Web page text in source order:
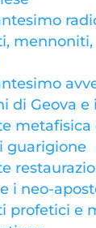
mennoniti,
di Geova e
guarigione
i neo-
profetici e